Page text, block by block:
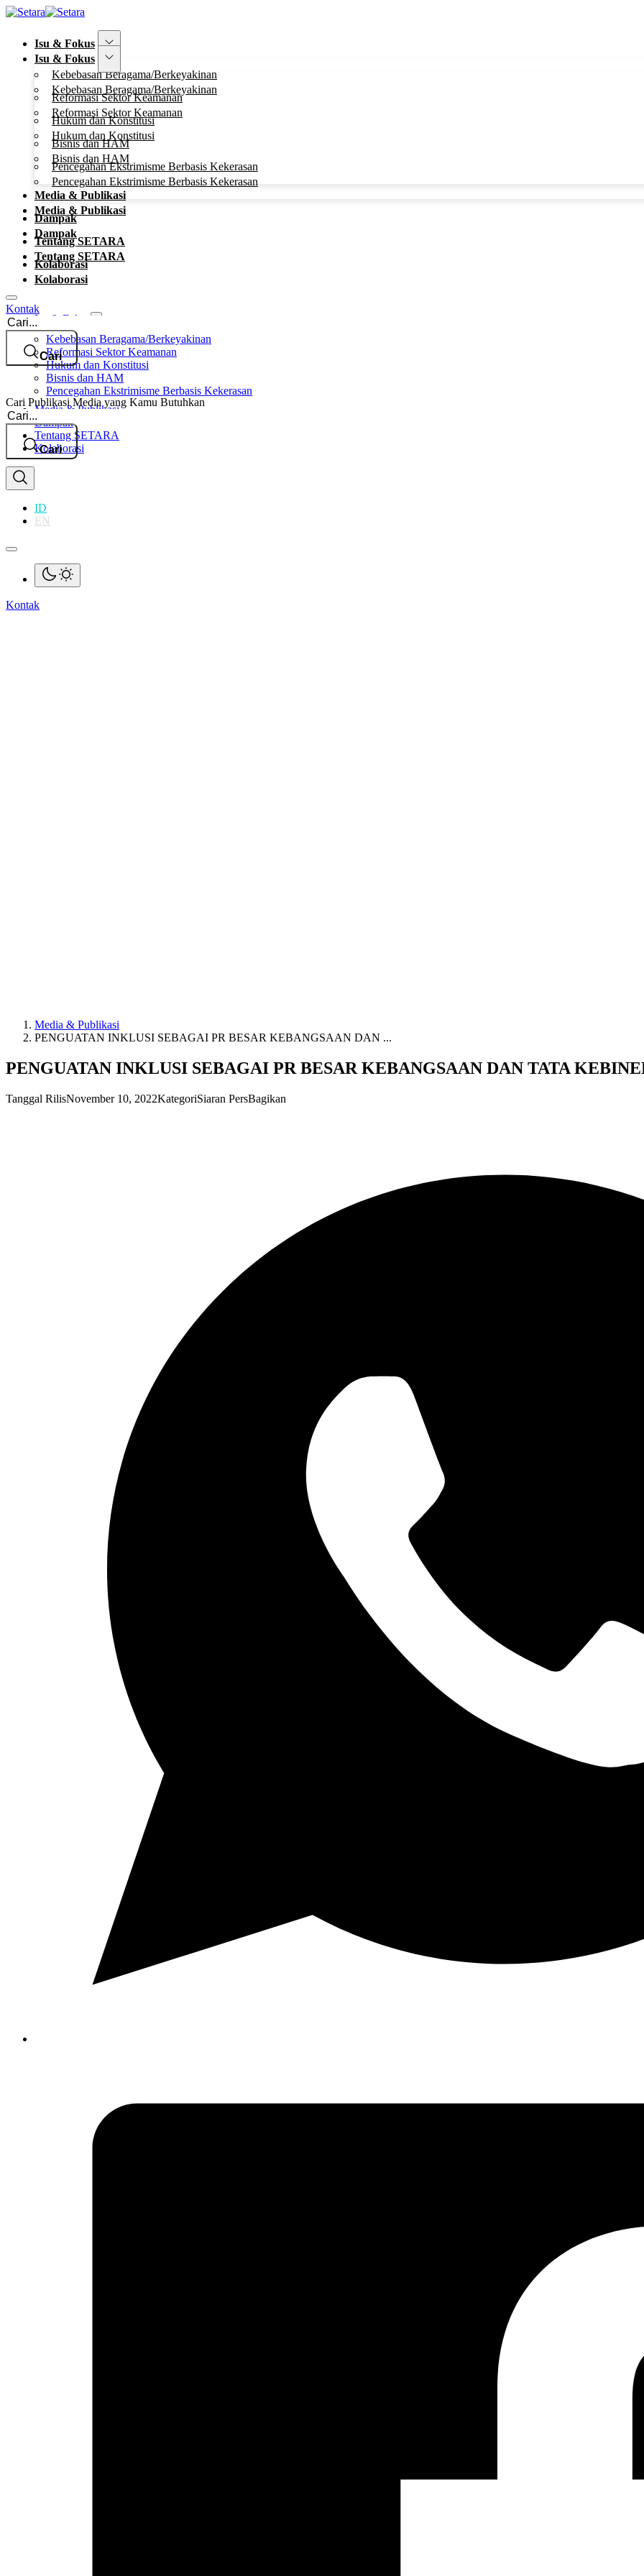
Isu & Fokus
Kebebasan Beragama/Berkeyakinan
Reformasi Sektor Keamanan
Hukum dan Konstitusi
Bisnis dan HAM
Pencegahan Ekstrimisme Berbasis Kekerasan
Media & Publikasi
Dampak
Tentang SETARA
Kolaborasi
Isu & Fokus
Kebebasan Beragama/Berkeyakinan
Reformasi Sektor Keamanan
Hukum dan Konstitusi
Bisnis dan HAM
Pencegahan Ekstrimisme Berbasis Kekerasan
Media & Publikasi
Dampak
Tentang SETARA
Kolaborasi
ID
EN
Kontak
Cari Publikasi Media yang Kamu Butuhkan
Cari
Cari
Isu & Fokus
Kebebasan Beragama/Berkeyakinan
Reformasi Sektor Keamanan
Hukum dan Konstitusi
Bisnis dan HAM
Pencegahan Ekstrimisme Berbasis Kekerasan
Media & Publikasi
Dampak
Tentang SETARA
Kolaborasi
Kontak
Cari
Cari
Media & Publikasi
PENGUATAN INKLUSI SEBAGAI PR BESAR KEBANGSAAN DAN ...
PENGUATAN INKLUSI SEBAGAI PR BESAR KEBANGSAAN DAN TATA
Tanggal RilisNovember 10, 2022KategoriSiaran PersBagikan